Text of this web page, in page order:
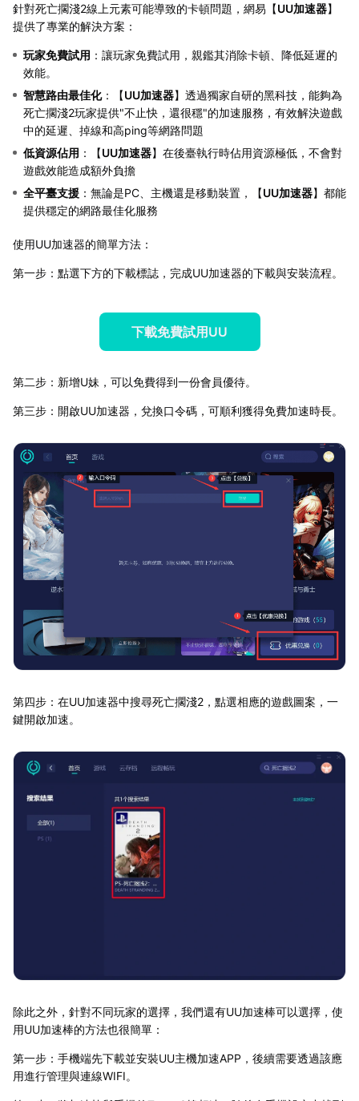
針對死亡擱淺2線上元素可能導致的卡頓問題，網易【UU加速器】
提供了專業的解決方案：
玩家免費試用 ：讓玩家免費試用，親鑑其消除卡頓、降低延遲的
效能。
智慧路由最佳化：【UU加速器】透過獨家自研的黑科技，能夠為
死亡擱淺2玩家提供"不止快，還很穩"的加速服務，有效解決遊戲
中的延遲、掉線和高ping等網路問題
低資源佔用 ：【UU加速器】在後臺執行時佔用資源極低，不會對
遊戲效能造成額外負擔
全平臺支援 ：無論是PC、主機還是移動裝置，【UU加速器】都能
提供穩定的網路最佳化服務
使用UU加速器的簡單方法：
第一步：點選下方的下載標誌，完成UU加速器的下載與安裝流程。
下載免費試用UU
第二步：新增U妹，可以免費得到一份會員優待。
第三步：開啟UU加速器，兌換口令碼，可順利獲得免費加速時長。
第四步：在UU加速器中搜尋死亡擱淺2，點選相應的遊戲圖案，一
鍵開啟加速。
除此之外，針對不同玩家的選擇，我們還有UU加速棒可以選擇，使
用UU加速棒的方法也很簡單：
第一步：手機端先下載並安裝UU主機加速APP，後續需要透過該應
用進行管理與連線WIFI。